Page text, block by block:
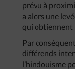
prévu à
a alors une
qui obtiennent
Par
différends
l’hindouisme